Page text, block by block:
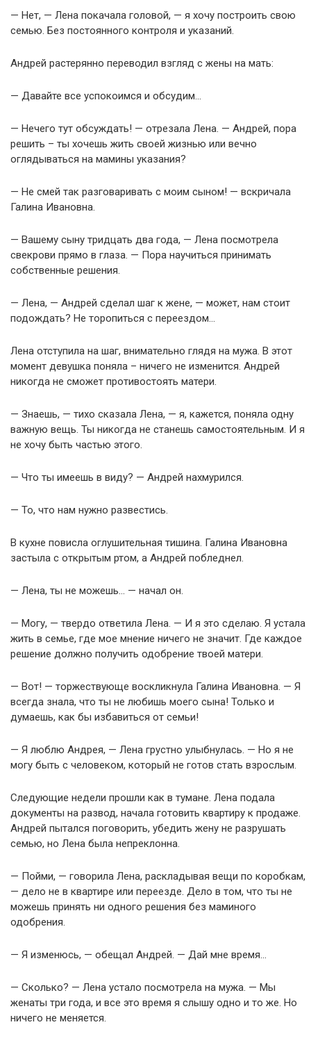
— Нет, — Лена покачала головой, — я хочу построить свою
семью. Без постоянного контроля и указаний.
Андрей растерянно переводил взгляд с жены на мать:
— Давайте все успокоимся и обсудим…
— Нечего тут обсуждать! — отрезала Лена. — Андрей, пора
решить – ты хочешь жить своей жизнью или вечно
оглядываться на мамины указания?
— Не смей так разговаривать с моим сыном! — вскричала
Галина Ивановна.
— Вашему сыну тридцать два года, — Лена посмотрела
свекрови прямо в глаза. — Пора научиться принимать
собственные решения.
— Лена, — Андрей сделал шаг к жене, — может, нам стоит
подождать? Не торопиться с переездом…
Лена отступила на шаг, внимательно глядя на мужа. В этот
момент девушка поняла – ничего не изменится. Андрей
никогда не сможет противостоять матери.
— Знаешь, — тихо сказала Лена, — я, кажется, поняла одну
важную вещь. Ты никогда не станешь самостоятельным. И я
не хочу быть частью этого.
— Что ты имеешь в виду? — Андрей нахмурился.
— То, что нам нужно развестись.
В кухне повисла оглушительная тишина. Галина Ивановна
застыла с открытым ртом, а Андрей побледнел.
— Лена, ты не можешь… — начал он.
— Могу, — твердо ответила Лена. — И я это сделаю. Я устала
жить в семье, где мое мнение ничего не значит. Где каждое
решение должно получить одобрение твоей матери.
— Вот! — торжествующе воскликнула Галина Ивановна. — Я
всегда знала, что ты не любишь моего сына! Только и
думаешь, как бы избавиться от семьи!
— Я люблю Андрея, — Лена грустно улыбнулась. — Но я не
могу быть с человеком, который не готов стать взрослым.
Следующие недели прошли как в тумане. Лена подала
документы на развод, начала готовить квартиру к продаже.
Андрей пытался поговорить, убедить жену не разрушать
семью, но Лена была непреклонна.
— Пойми, — говорила Лена, раскладывая вещи по коробкам,
— дело не в квартире или переезде. Дело в том, что ты не
можешь принять ни одного решения без маминого
одобрения.
— Я изменюсь, — обещал Андрей. — Дай мне время…
— Сколько? — Лена устало посмотрела на мужа. — Мы
женаты три года, и все это время я слышу одно и то же. Но
ничего не меняется.